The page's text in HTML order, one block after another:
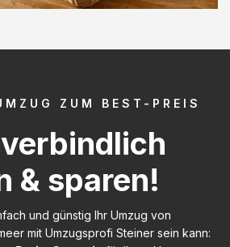
ZUM BEST-PREIS
& sparen!
und günstig Ihr Umzug von
mit Umzugsprofi Steiner sein kann: